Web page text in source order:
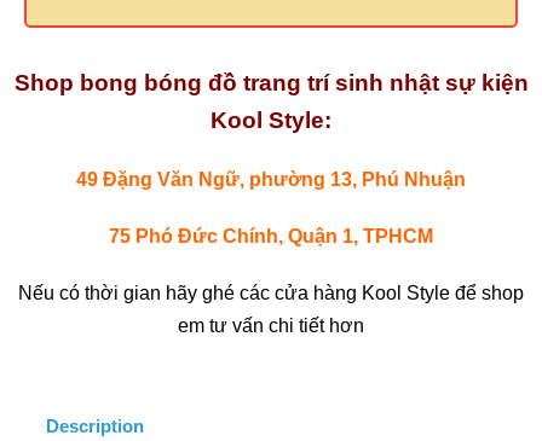
Shop bong bóng đồ trang trí sinh nhật sự kiện
Kool Style:
49 Đặng Văn Ngữ, phường 13, Phú Nhuận
75 Phó Đức Chính, Quận 1, TPHCM
Nếu có thời gian hãy ghé các cửa hàng Kool Style để shop
em tư vấn chi tiết hơn
Description